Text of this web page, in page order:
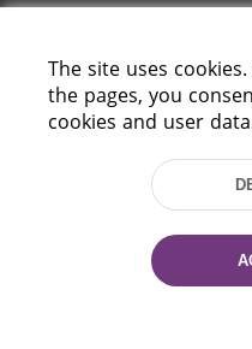
220114,
Fax: (+375 17) 368 97
E-mail: inbox@nlb.by
The site uses
the pages, you
cookies and user